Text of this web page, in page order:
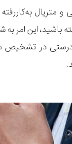
متریال
باشید، این امر
درستی در تشخیص